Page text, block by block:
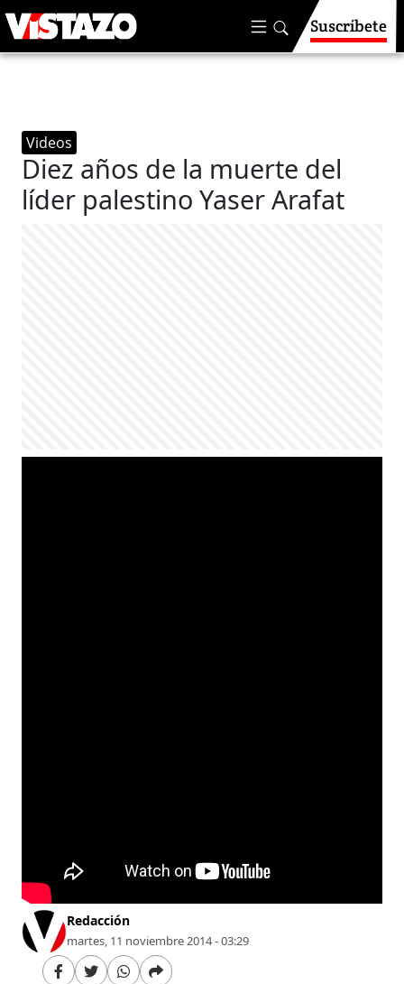
Suscríbete
Videos
Diez años de la muerte del
líder palestino Yaser Arafat
Redacción
martes, 11 noviembre 2014 - 03:29